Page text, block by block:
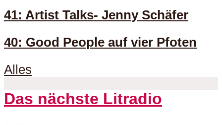
41: Artist Talks- Jenny Schäfer
40: Good People auf vier Pfoten
Alles
Das nächste Litradio